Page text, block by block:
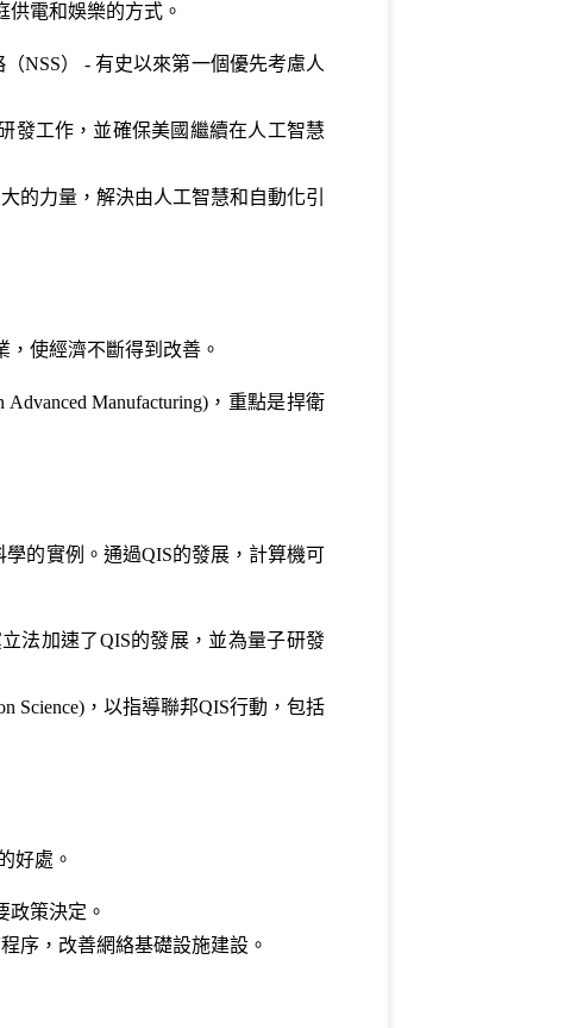
供電和娛樂的方式。
NSS） - 有史以來第一個優先考慮人
發工作，並確保美國繼續在人工智慧
的力量，解決由人工智慧和自動化引
使經濟不斷得到改善。
Advanced Manufacturing)，重點是捍衛
的實例。通過QIS的發展，計算機可
法加速了QIS的發展，並為量子研發
Science)，以指導聯邦QIS行動，包括
好處。
政策決定。
序，改善網絡基礎設施建設。